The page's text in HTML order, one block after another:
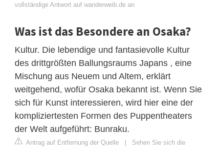
vollständige Antwort auf wanderweib.de an
Was ist das Besondere an Osaka?
Kultur. Die lebendige und fantasievolle Kultur
des drittgrößten Ballungsraums Japans , eine
Mischung aus Neuem und Altem, erklärt
weitgehend, wofür Osaka bekannt ist. Wenn Sie
sich für Kunst interessieren, wird hier eine der
kompliziertesten Formen des Puppentheaters
der Welt aufgeführt: Bunraku.
Antrag auf Entfernung der Quelle | Sehen Sie sich die